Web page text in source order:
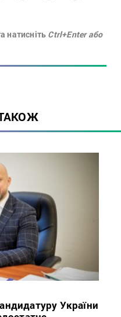
натисніть Ctrl+Enter або
України